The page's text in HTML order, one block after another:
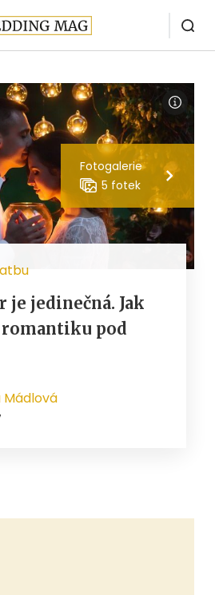
Fotogalerie
5 fotek
je jedinečná. Jak
pod